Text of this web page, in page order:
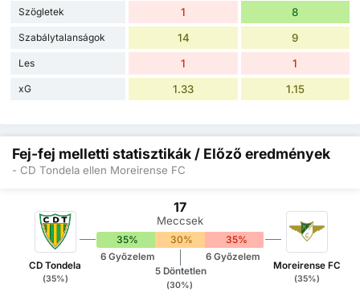
Szögletek 1 8
Szabálytalanságok 14 9
Les 1 1
xG 1.33 1.15
Fej-fej melletti statisztikák / Előző eredmények
- CD Tondela ellen Moreirense FC
CD Tondela
(35%)
17
Meccsek
35% 30% 35%
6 Győzelem
5 Döntetlen
(30%)
6 Győzelem
Moreirense FC
(35%)